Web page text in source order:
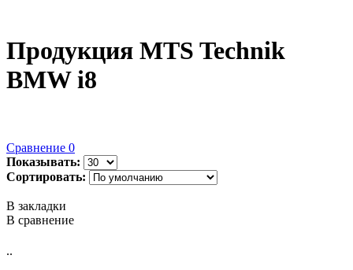
Продукция MTS Technik
BMW i8
Сравнение 0
Показывать:
Сортировать:
В закладки
В сравнение
..